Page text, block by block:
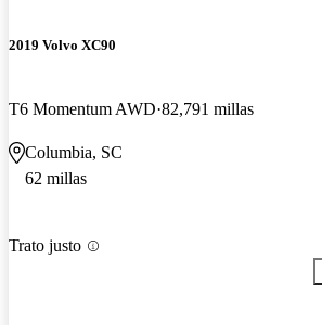
2019 Volvo XC90
T6 Momentum AWD 82,791 millas
Columbia, SC
62 millas
Trato justo